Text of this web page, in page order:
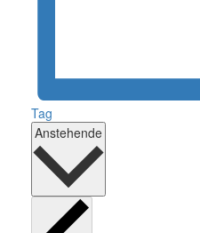
Tag
AnstehendeDatum